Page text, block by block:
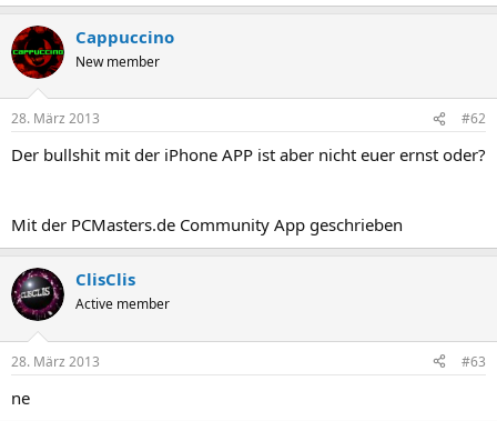
Cappuccino
New member
28. März 2013 #62
Der bullshit mit der iPhone APP ist aber nicht euer ernst oder?
Mit der PCMasters.de Community App geschrieben
ClisClis
Active member
28. März 2013 #63
ne